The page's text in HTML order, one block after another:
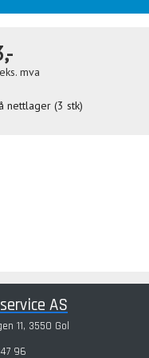
eks. mva
nettlager (3 stk)
AS
11, 3550 Gol
96